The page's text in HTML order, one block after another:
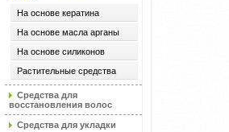
На основе кератина
На основе масла арганы
На основе силиконов
Растительные средства
Средства для
восстановления волос
Средства для укладки